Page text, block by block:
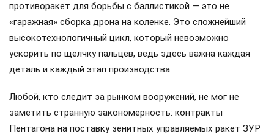
противоракет для борьбы с баллистикой — это не
«гаражная» сборка дрона на коленке. Это сложнейший
высокотехнологичный цикл, который невозможно
ускорить по щелчку пальцев, ведь здесь важна каждая
деталь и каждый этап производства.
Любой, кто следит за рынком вооружений, не мог не
заметить странную закономерность: контракты
Пентагона на поставку зенитных управляемых ракет ЗУР